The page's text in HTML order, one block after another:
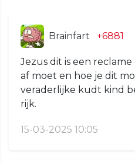
Brainfart +6881
Jezus dit is een
af moet en hoe je dit
veraderlijke kudt kind
rijk.
15-03-2025 10:05